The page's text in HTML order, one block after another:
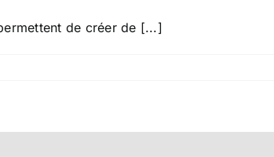
de créer de [...]